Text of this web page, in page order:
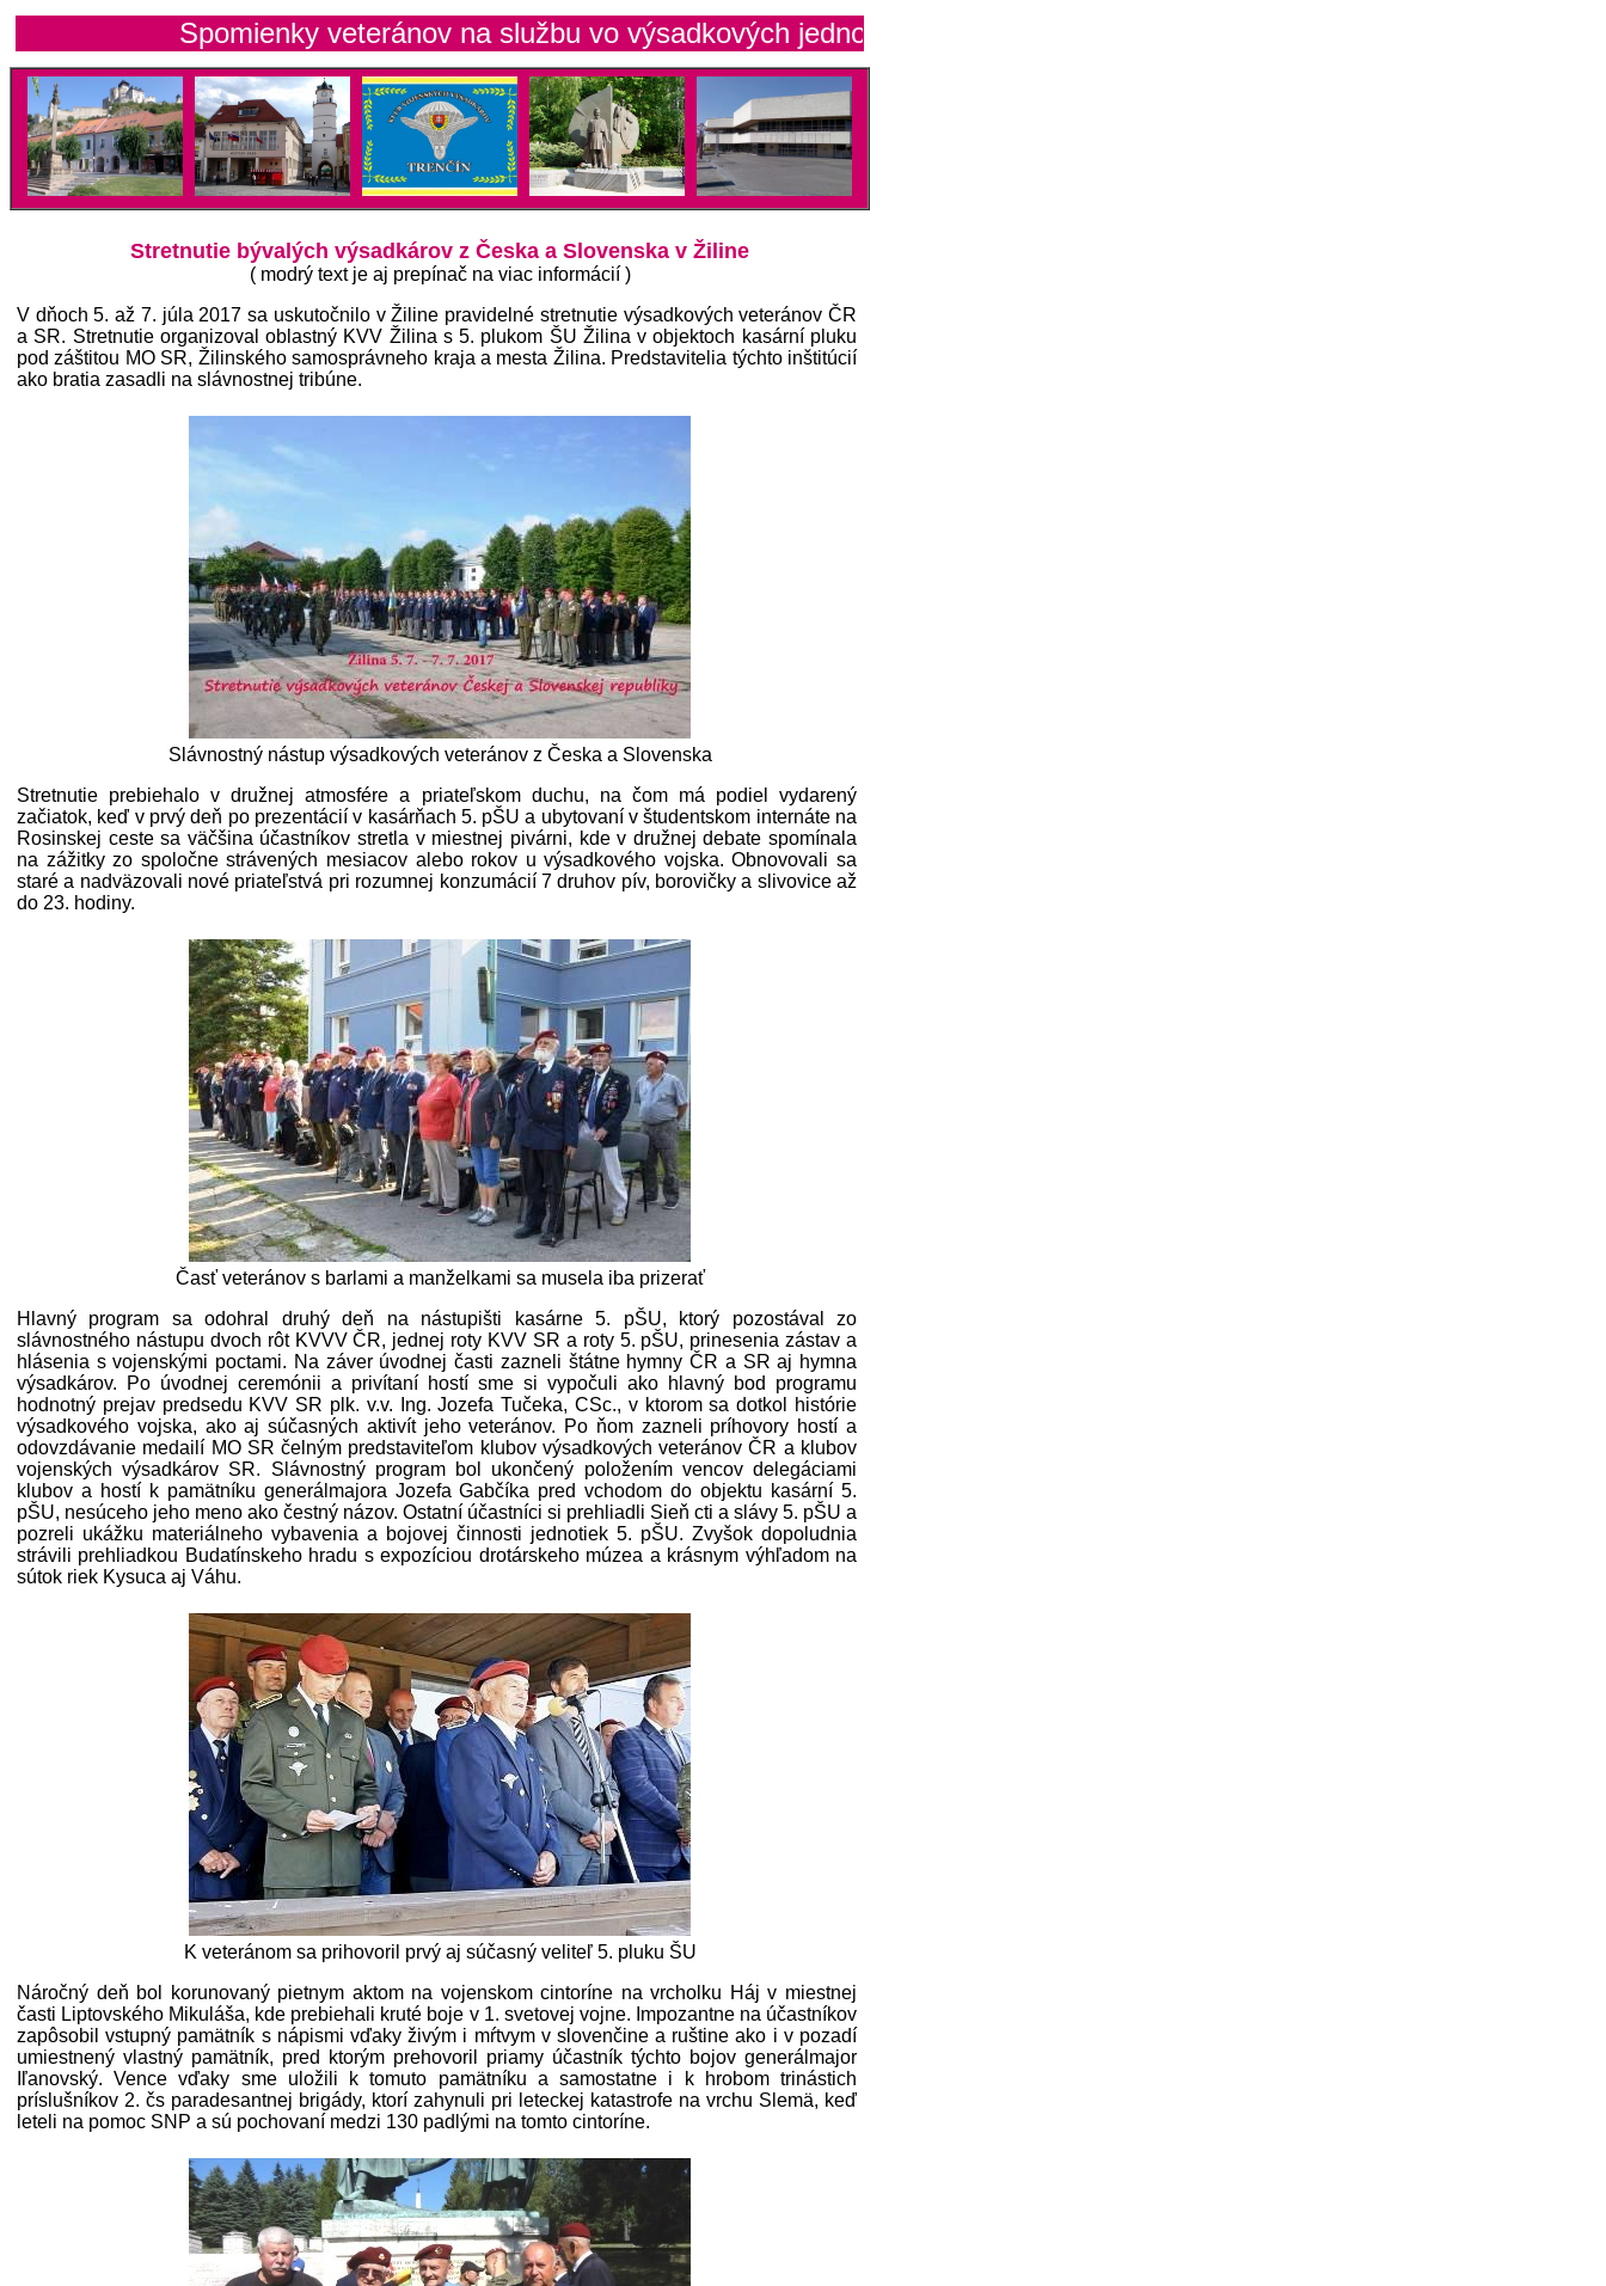
Spomienky veteránov na službu vo výsadkových jednotkách
Stretnutie bývalých výsadkárov z Česka a Slovenska v Žiline
( modrý text je aj prepínač na viac informácií )
V dňoch 5. až 7. júla 2017 sa uskutočnilo v Žiline pravidelné stretnutie výsadkových veteránov ČR
a SR. Stretnutie organizoval oblastný KVV Žilina s 5. plukom ŠU Žilina v objektoch kasární pluku
pod záštitou MO SR, Žilinského samosprávneho kraja a mesta Žilina. Predstavitelia týchto inštitúcií
ako bratia zasadli na slávnostnej tribúne.
Slávnostný nástup výsadkových veteránov z Česka a Slovenska
Stretnutie prebiehalo v družnej atmosfére a priateľskom duchu, na čom má podiel vydarený
začiatok, keď v prvý deň po prezentácií v kasárňach 5. pŠU a ubytovaní v študentskom internáte na
Rosinskej ceste sa väčšina účastníkov stretla v miestnej pivárni, kde v družnej debate spomínala
na zážitky zo spoločne strávených mesiacov alebo rokov u výsadkového vojska. Obnovovali sa
staré a nadväzovali nové priateľstvá pri rozumnej konzumácií 7 druhov pív, borovičky a slivovice až
do 23. hodiny.
Časť veteránov s barlami a manželkami sa musela iba prizerať
Hlavný program sa odohral druhý deň na nástupišti kasárne 5. pŠU, ktorý pozostával zo
slávnostného nástupu dvoch rôt KVVV ČR, jednej roty KVV SR a roty 5. pŠU, prinesenia zástav a
hlásenia s vojenskými poctami. Na záver úvodnej časti zazneli štátne hymny ČR a SR aj hymna
výsadkárov. Po úvodnej ceremónii a privítaní hostí sme si vypočuli ako hlavný bod programu
hodnotný prejav predsedu KVV SR plk. v.v. Ing. Jozefa Tučeka, CSc., v ktorom sa dotkol histórie
výsadkového vojska, ako aj súčasných aktivít jeho veteránov. Po ňom zazneli príhovory hostí a
odovzdávanie medailí MO SR čelným predstaviteľom klubov výsadkových veteránov ČR a klubov
vojenských výsadkárov SR. Slávnostný program bol ukončený položením vencov delegáciami
klubov a hostí k pamätníku generálmajora Jozefa Gabčíka pred vchodom do objektu kasární 5.
pŠU, nesúceho jeho meno ako čestný názov. Ostatní účastníci si prehliadli Sieň cti a slávy 5. pŠU a
pozreli ukážku materiálneho vybavenia a bojovej činnosti jednotiek 5. pŠU. Zvyšok dopoludnia
strávili prehliadkou Budatínskeho hradu s expozíciou drotárskeho múzea a krásnym výhľadom na
sútok riek Kysuca aj Váhu.
K veteránom sa prihovoril prvý aj súčasný veliteľ 5. pluku ŠU
Náročný deň bol korunovaný pietnym aktom na vojenskom cintoríne na vrcholku Háj v miestnej
časti Liptovského Mikuláša, kde prebiehali kruté boje v 1. svetovej vojne. Impozantne na účastníkov
zapôsobil vstupný pamätník s nápismi vďaky živým i mŕtvym v slovenčine a ruštine ako i v pozadí
umiestnený vlastný pamätník, pred ktorým prehovoril priamy účastník týchto bojov generálmajor
Iľanovský. Vence vďaky sme uložili k tomuto pamätníku a samostatne i k hrobom trinástich
príslušníkov 2. čs paradesantnej brigády, ktorí zahynuli pri leteckej katastrofe na vrchu Slemä, keď
leteli na pomoc SNP a sú pochovaní medzi 130 padlými na tomto cintoríne.